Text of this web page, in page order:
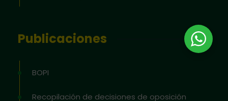
Publicaciones
BOPI
Recopilación de decisiones de oposición